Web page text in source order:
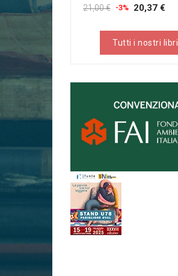
21,00 € -3% 20,37 €
Tutti i nostri libri